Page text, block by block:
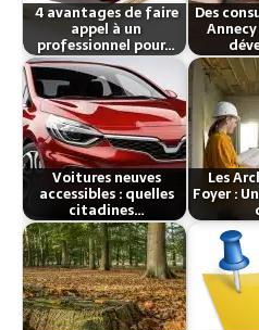
4 avantages de faire
appel à un
professionnel pour…
Des
Voitures neuves
accessibles : quelles
citadines…
Les
Foyer :